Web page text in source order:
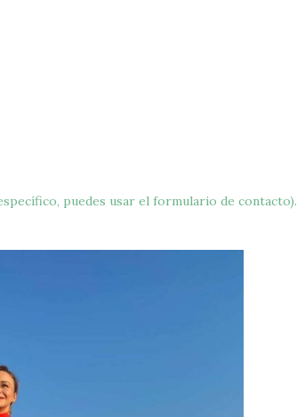
puedes usar el formulario de contacto).